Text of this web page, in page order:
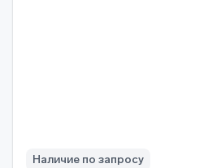
Наличие по запросу